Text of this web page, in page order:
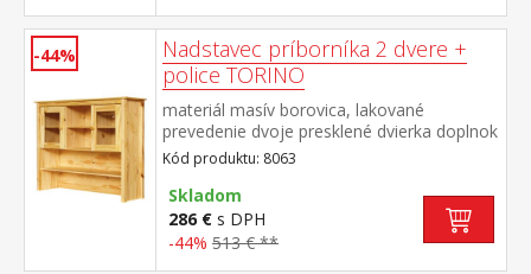
-44%
Nadstavec príborníka 2 dvere +
police TORINO
materiál masív borovica, lakované
prevedenie dvoje presklené dvierka doplnok
príborníka TORINO 8062
Kód produktu: 8063
Skladom
286 € s DPH
-44% 513 € **